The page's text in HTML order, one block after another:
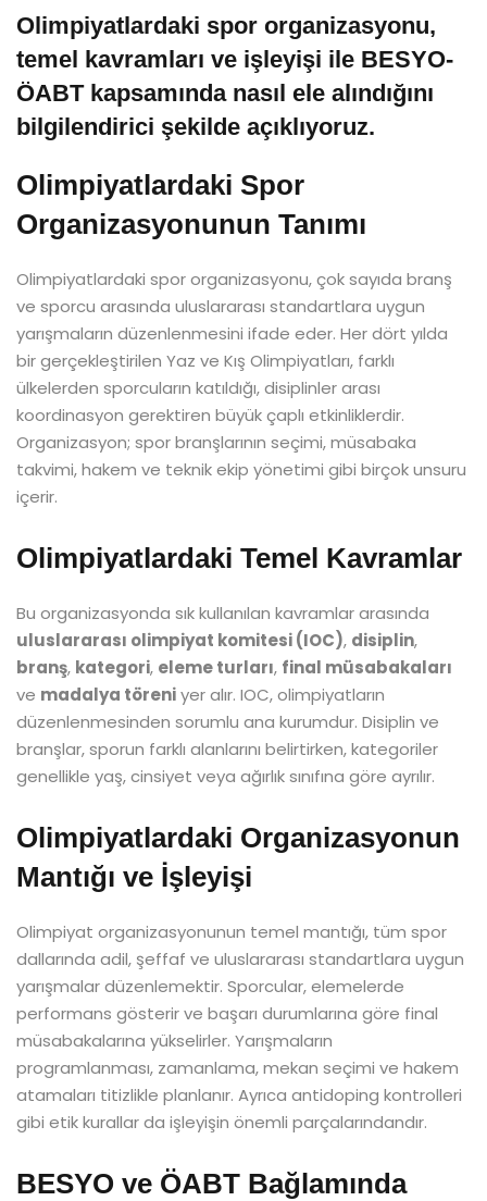
Olimpiyatlardaki spor organizasyonu,
temel kavramları ve işleyişi ile BESYO-
ÖABT kapsamında nasıl ele alındığını
bilgilendirici şekilde açıklıyoruz.
Olimpiyatlardaki Spor
Organizasyonunun Tanımı
Olimpiyatlardaki spor organizasyonu, çok sayıda branş
ve sporcu arasında uluslararası standartlara uygun
yarışmaların düzenlenmesini ifade eder. Her dört yılda
bir gerçekleştirilen Yaz ve Kış Olimpiyatları, farklı
ülkelerden sporcuların katıldığı, disiplinler arası
koordinasyon gerektiren büyük çaplı etkinliklerdir.
Organizasyon; spor branşlarının seçimi, müsabaka
takvimi, hakem ve teknik ekip yönetimi gibi birçok unsuru
içerir.
Olimpiyatlardaki Temel Kavramlar
Bu organizasyonda sık kullanılan kavramlar arasında
uluslararası olimpiyat komitesi (IOC), disiplin,
branş, kategori, eleme turları, final müsabakaları
ve madalya töreniyer alır. IOC, olimpiyatların
düzenlenmesinden sorumlu ana kurumdur. Disiplin ve
branşlar, sporun farklı alanlarını belirtirken, kategoriler
genellikle yaş, cinsiyet veya ağırlık sınıfına göre ayrılır.
Olimpiyatlardaki Organizasyonun
Mantığı ve İşleyişi
Olimpiyat organizasyonunun temel mantığı, tüm spor
dallarında adil, şeffaf ve uluslararası standartlara uygun
yarışmalar düzenlemektir. Sporcular, elemelerde
performans gösterir ve başarı durumlarına göre final
müsabakalarına yükselirler. Yarışmaların
programlanması, zamanlama, mekan seçimi ve hakem
atamaları titizlikle planlanır. Ayrıca antidoping kontrolleri
gibi etik kurallar da işleyişin önemli parçalarındandır.
BESYO ve ÖABT Bağlamında